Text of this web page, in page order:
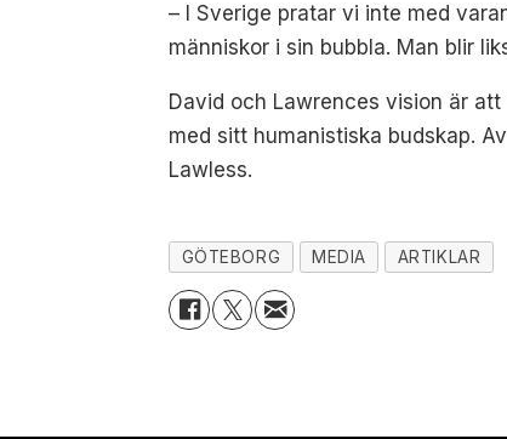
– I Sverige pratar vi inte med
människor i sin bubbla. Man blir
David och Lawrences vision är
med sitt humanistiska budskap.
Lawless.
GÖTEBORG MEDIA ARTIKLAR